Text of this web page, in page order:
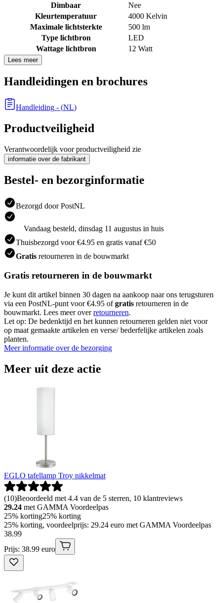
Dimbaar
Nee
Kleurtemperatuur
4000 Kelvin
Maximale lichtsterkte
500 lm
Type lichtbron
LED
Wattage lichtbron
12 Watt
Lees meer
Handleidingen en brochures
Handleiding - (NL)
Productveiligheid
Verantwoordelijk voor productveiligheid zie
informatie over de fabrikant
Bestel- en bezorginformatie
Bezorgd door PostNL
Vandaag besteld, dinsdag 11 augustus in huis
Thuisbezorgd voor €4.95 en gratis vanaf €50
Gratis retourneren in de bouwmarkt
Gratis retourneren in de bouwmarkt
Je kunt dit artikel binnen 30 dagen na aankoop naar ons terugsturen
via een PostNL-punt voor €4.95 ofgratis retourneren in de
bouwmarkt. Lees meer overretourneren.
Let op: De bedenktijd en het kunnen retourneren gelden niet voor
op maat gemaakte artikelen en verse/ bederfelijke artikelen zoals
planten.
Meer informatie over de bezorging
Meer uit deze actie
EGLO tafellamp Troy nikkelmat
(10)Beoordeeld met 4.4 van de 5 sterren, 10 klantreviews
29.24 met GAMMA Voordeelpas
25% korting25% korting
25% korting, voordeelprijs: 29.24 euro met GAMMA Voordeelpas
38.99
Prijs: 38.99 euro